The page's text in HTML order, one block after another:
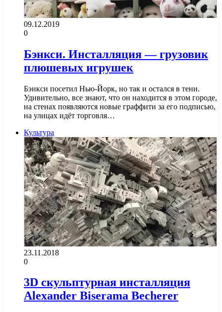
09.12.2019
0
Бэнкси. Инсталляция — грузовик
плюшевых игрушек
Бэнкси посетил Нью-Йорк, но так и остался в тени.
Удивительно, все знают, что он находится в этом городе,
на стенах появляются новые граффити за его подписью,
на улицах идёт торговля…
Культура
23.11.2018
0
3D скульптурная инсталляция
Alexander Biserama Becherer